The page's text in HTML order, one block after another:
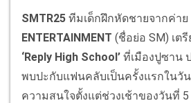
SMTR25 ทีมเด็กฝึกหัดชายจากค่าย
ENTERTAINMENT (ชื่อย่อ SM) เต
‘Reply High School’ ที่เมืองปูซาน
พบปะกับแฟนคลับเป็นครั้งแรกในวั
ความสนใจตั้งแต่ช่วงเช้าของวันที่